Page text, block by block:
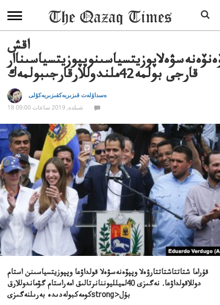
اقش
قارجى بولمە42ملندوللارقارجىبولمەك
ەسداۋلەت قىزىربەكقىزىربەكۇلى
18 شىلدە, 2019 ساعات 09:00
قۇراما شتاتتاشتاتتارۋەلا وپپۆەنەسۋەلا قولداۋعا وپپوزيتسياسىنن استام
دوللاقولداۋعا. نەگىزى 40لميلليوننانرتالىق امەراستام گۋماندوللارق
كومەكبولەدىدە بەرىلنەگىزىstrong>بۇل